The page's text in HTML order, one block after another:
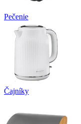
Pečenie
Čajníky